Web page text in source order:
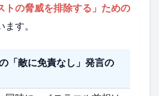
トの脅威を排除する」ための
す。
「敵に免責なし」発言の